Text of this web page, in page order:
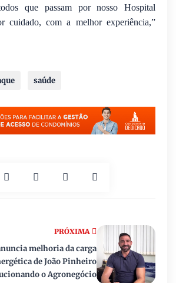
que passam por nosso Hospital
cuidado, com a melhor experiência,”
saúde
PRÓXIMA
melhoria da carga
de João Pinheiro
o Agronegócio